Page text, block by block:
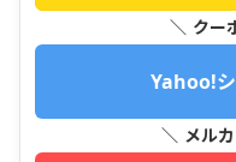
＼ クー
Yahoo!
＼ メル